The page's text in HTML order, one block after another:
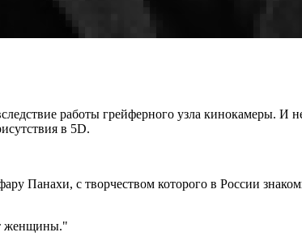
работы грейферного узла кинокамеры. И
в 5D.
Панахи, с творчеством которого в России
женщины.